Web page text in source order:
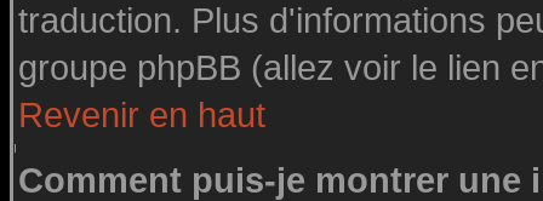
traduction. Plus d'informations
groupe phpBB (allez voir le lien
Revenir en haut
Comment puis-je montrer une